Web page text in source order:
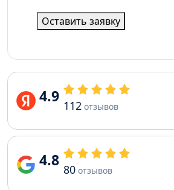
Оставить заявку
4.9 112 отзывов
4.8 80 отзывов